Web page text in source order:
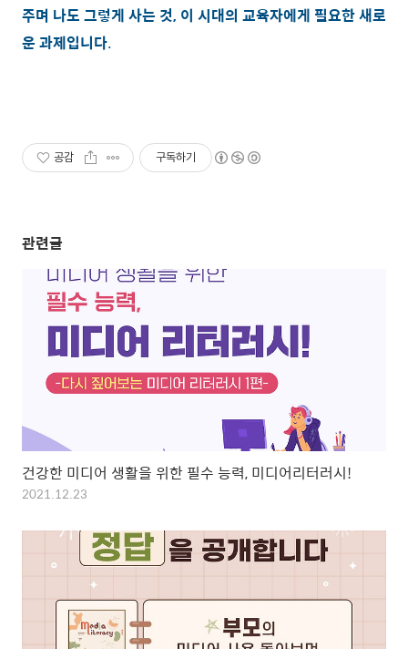
주며 나도 그렇게 사는 것, 이 시대의 교육자에게 필요한 새로
운 과제입니다.
공감 구독하기
관련글
건강한 미디어 생활을 위한 필수 능력, 미디어리터러시!
2021.12.23